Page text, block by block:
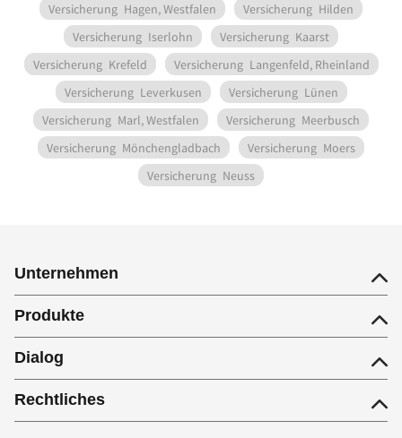
Versicherung Hagen, Westfalen Versicherung Hilden
Versicherung Iserlohn Versicherung Kaarst
Versicherung Krefeld Versicherung Langenfeld, Rheinland
Versicherung Leverkusen Versicherung Lünen
Versicherung Marl, Westfalen Versicherung Meerbusch
Versicherung Mönchengladbach Versicherung Moers
Versicherung Neuss
Unternehmen
Produkte
Dialog
Rechtliches